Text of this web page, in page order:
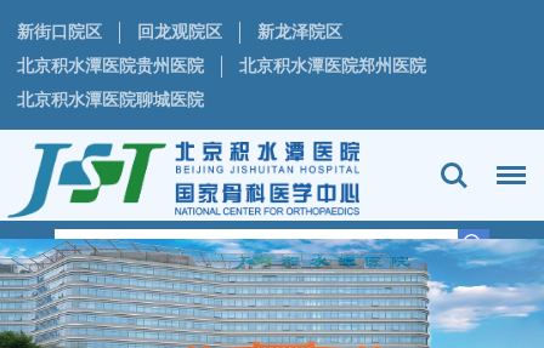
新街口院区 回龙观院区
新龙泽院区
北京积水潭医院贵州医院
北京积水潭医院郑州医院
北京积水潭医院聊城医院